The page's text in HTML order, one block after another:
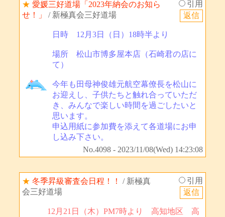
★ 愛媛三好道場「2023年納会のお知ら
せ！」
/ 新極真会三好道場
引用
日時 12月3日（日）18時半より
場所 松山市博多屋本店（石崎君の店に
て）
今年も田母神俊雄元航空幕僚長を松山に
お迎えし、子供たちと触れ合っていただ
き、みんなで楽しい時間を過ごしたいと
思います。
申込用紙に参加費を添えて各道場にお申
し込み下さい。
No.4098 - 2023/11/08(Wed) 14:23:08
★ 冬季昇級審査会日程！！
/ 新極真
会三好道場
引用
12月21日（木）PM7時より 高知地区 高